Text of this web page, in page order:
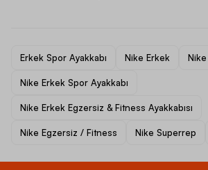
Erkek Spor Ayakkabı Nike Erkek Nike
Nike Erkek Spor Ayakkabı
Nike Erkek Egzersiz & Fitness Ayakkabısı
Nike Egzersiz / Fitness Nike Superrep